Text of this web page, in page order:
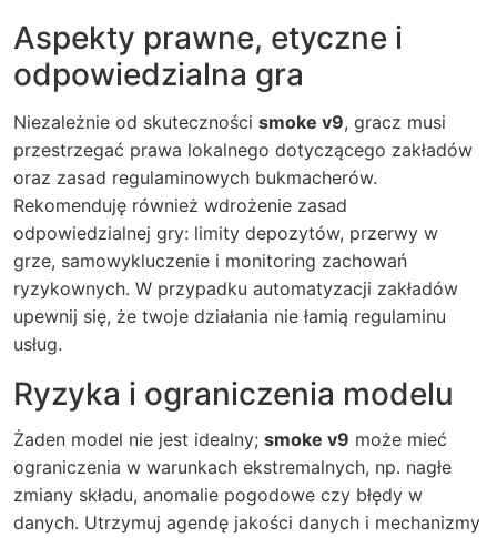
Aspekty prawne, etyczne i
odpowiedzialna gra
Niezależnie od skuteczności smoke v9, gracz musi
przestrzegać prawa lokalnego dotyczącego zakładów
oraz zasad regulaminowych bukmacherów.
Rekomenduję również wdrożenie zasad
odpowiedzialnej gry: limity depozytów, przerwy w
grze, samowykluczenie i monitoring zachowań
ryzykownych. W przypadku automatyzacji zakładów
upewnij się, że twoje działania nie łamią regulaminu
usług.
Ryzyka i ograniczenia modelu
Żaden model nie jest idealny; smoke v9 może mieć
ograniczenia w warunkach ekstremalnych, np. nagłe
zmiany składu, anomalie pogodowe czy błędy w
danych. Utrzymuj agendę jakości danych i mechanizmy